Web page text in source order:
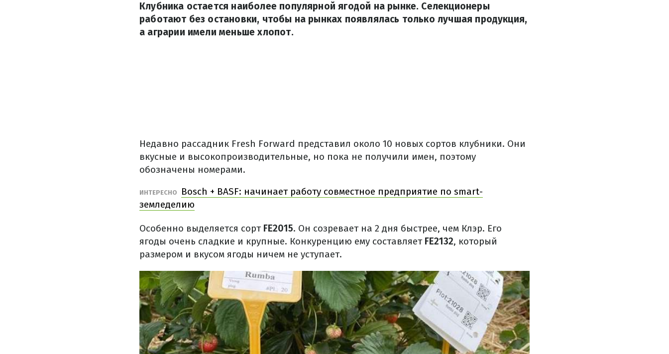
Клубника остается наиболее популярной ягодой на рынке. Селекционеры
работают без остановки, чтобы на рынках появлялась только лучшая продукция,
а аграрии имели меньше хлопот.
Недавно рассадник Fresh Forward представил около 10 новых сортов клубники. Они
вкусные и высокопроизводительные, но пока не получили имен, поэтому
обозначены номерами.
ИНТЕРЕСНО
Bosch + BASF: начинает работу совместное предприятие по smart-
земледелию
Особенно выделяется сорт FE2015. Он созревает на 2 дня быстрее, чем Клэр. Его
ягоды очень сладкие и крупные. Конкуренцию ему составляет FE2132, который
размером и вкусом ягоды ничем не уступает.